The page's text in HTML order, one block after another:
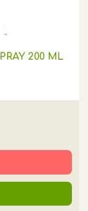
200 ML